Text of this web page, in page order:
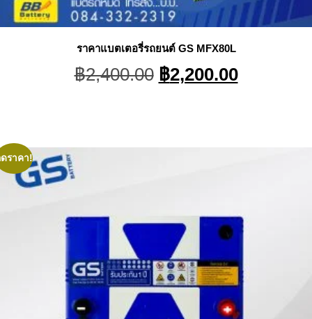
ราคาแบตเตอรี่รถยนต์ GS MFX80L
฿2,400.00 Original
price
฿2,200.00Current
price
ราคา!